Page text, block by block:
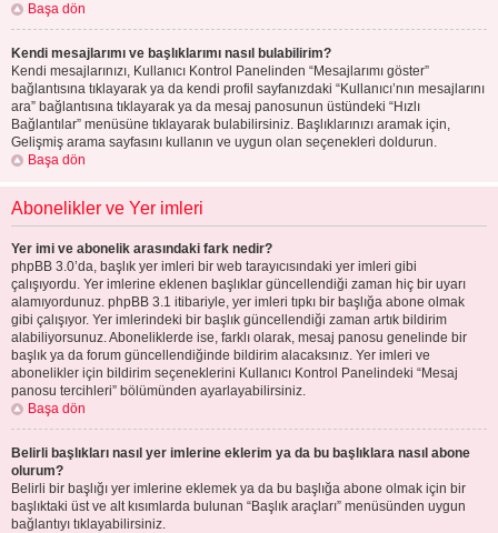
Başa dön
Kendi mesajlarımı ve başlıklarımı nasıl bulabilirim?
Kendi mesajlarınızı, Kullanıcı Kontrol Panelinden “Mesajlarımı göster”
bağlantısına tıklayarak ya da kendi profil sayfanızdaki “Kullanıcı’nın mesajlarını
ara” bağlantısına tıklayarak ya da mesaj panosunun üstündeki “Hızlı
Bağlantılar” menüsüne tıklayarak bulabilirsiniz. Başlıklarınızı aramak için,
Gelişmiş arama sayfasını kullanın ve uygun olan seçenekleri doldurun.
Başa dön
Abonelikler ve Yer imleri
Yer imi ve abonelik arasındaki fark nedir?
phpBB 3.0’da, başlık yer imleri bir web tarayıcısındaki yer imleri gibi
çalışıyordu. Yer imlerine eklenen başlıklar güncellendiği zaman hiç bir uyarı
alamıyordunuz. phpBB 3.1 itibariyle, yer imleri tıpkı bir başlığa abone olmak
gibi çalışıyor. Yer imlerindeki bir başlık güncellendiği zaman artık bildirim
alabiliyorsunuz. Aboneliklerde ise, farklı olarak, mesaj panosu genelinde bir
başlık ya da forum güncellendiğinde bildirim alacaksınız. Yer imleri ve
abonelikler için bildirim seçeneklerini Kullanıcı Kontrol Panelindeki “Mesaj
panosu tercihleri” bölümünden ayarlayabilirsiniz.
Başa dön
Belirli başlıkları nasıl yer imlerine eklerim ya da bu başlıklara nasıl abone
olurum?
Belirli bir başlığı yer imlerine eklemek ya da bu başlığa abone olmak için bir
başlıktaki üst ve alt kısımlarda bulunan “Başlık araçları” menüsünden uygun
bağlantıyı tıklayabilirsiniz.